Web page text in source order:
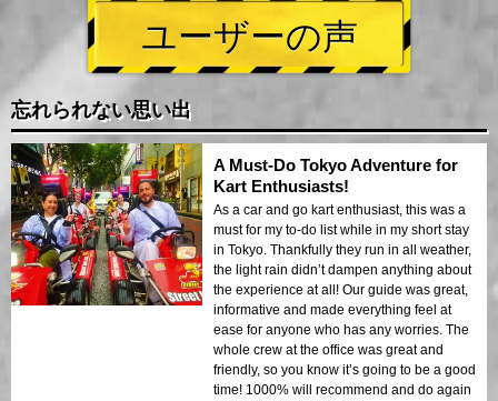
ユーザーの声
忘れられない思い出
A Must-Do Tokyo Adventure for
Kart Enthusiasts!
As a car and go kart enthusiast, this was a
must for my to-do list while in my short stay
in Tokyo. Thankfully they run in all weather,
the light rain didn’t dampen anything about
the experience at all! Our guide was great,
informative and made everything feel at
ease for anyone who has any worries. The
whole crew at the office was great and
friendly, so you know it’s going to be a good
time! 1000% will recommend and do again